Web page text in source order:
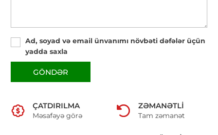
Ad, soyad və email ünvanımı növbəti dəfələr üçün
yadda saxla
GÖNDƏR
ÇATDIRILMA
Məsafəyə görə
ZƏMANƏTLI
Tam zəmanət